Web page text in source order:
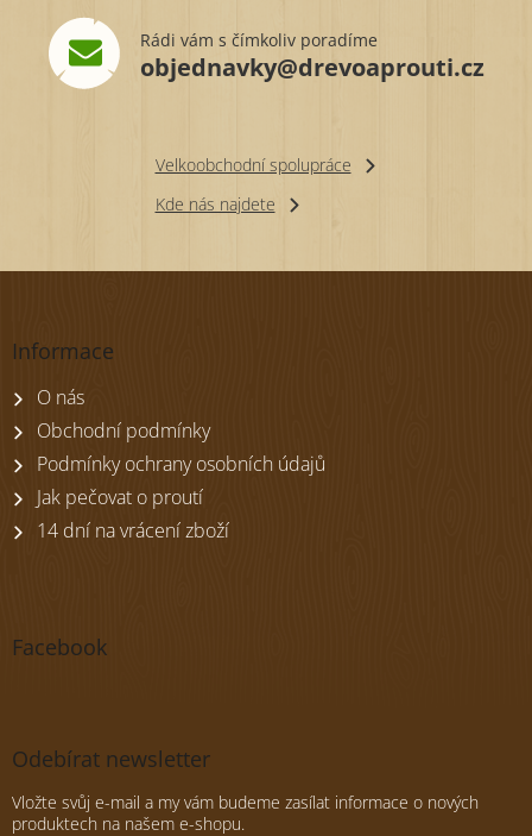
objednavky@drevoaprouti.cz
Rádi vám s čímkoliv poradíme
Velkoobchodní spolupráce
Kde nás najdete
Z
Informace
O nás
Obchodní podmínky
Podmínky ochrany osobních údajů
Jak pečovat o proutí
14 dní na vrácení zboží
Facebook
Odebírat newsletter
Vložte svůj e-mail a my vám budeme zasílat informace o nových
produktech na našem e-shopu.